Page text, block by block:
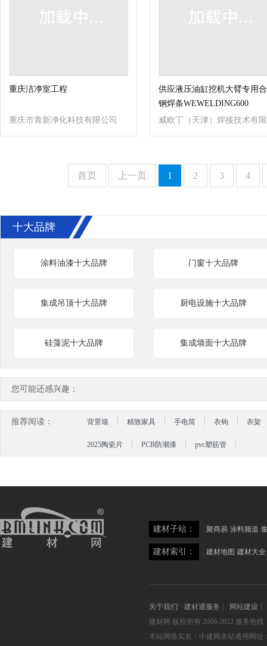
重庆洁净室工程
重庆市青新净化科技有限公司
供应液压油缸挖机大臂专用
钢焊条WEWELDING600
威欧丁（天津）焊接技术有限
公司
首页 上一页 1 2 3 4
十大品牌
涂料油漆十大品牌 门窗十大品牌
集成吊顶十大品牌 厨电设施十大品牌
硅藻泥十大品牌 集成墙面十大品牌
您可能还感兴趣：
推荐阅读： 背景墙 精致家具 手电筒 衣钩 衣架
2025陶瓷片 PCB防潮漆 pvc塑筋管
建材子站： 聚商易 涂料频道
建材索引： 建材地图 建材大全
关于我们 建材通服务
网站建设
建材网 版权所有 2000-2022 服务热线
本站网络实名：中建网本站通用网址